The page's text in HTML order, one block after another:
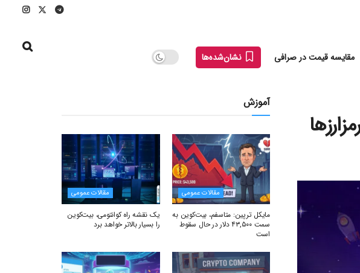
مقایسه قیمت در صرافی نشان‌شده‌ها
آموزش
مقالات عمومی
مایکل ترپین: متاسفم، بیت‌کوین به
سمت ۴۳,۵۰۰ دلار در حال سقوط
است
مقالات عمومی
یک نقشه راه کوانتومی، بیت‌کوین
را بسیار بالاتر خواهد برد